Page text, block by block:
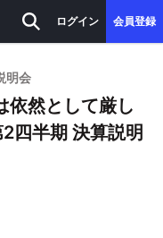
ログイン 会員登録
明会
依然として厳し
四半期 決算説明